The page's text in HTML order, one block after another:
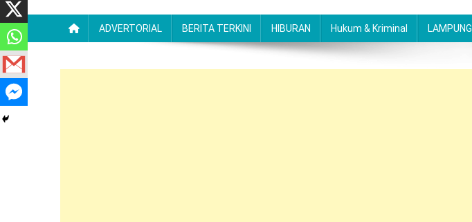
ADVERTORIAL BERITA TERKINI HIBURAN Hukum & Kriminal LAMPUNG